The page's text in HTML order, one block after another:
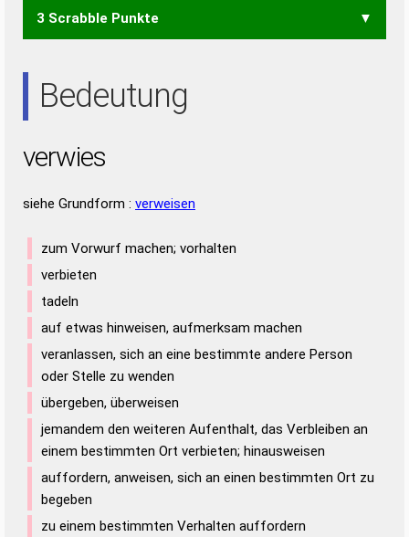
EIER EIES EIRE EISE REIS
3 Scrabble Punkte
Bedeutung
verwies
siehe Grundform : verweisen
zum Vorwurf machen; vorhalten
verbieten
tadeln
auf etwas hinweisen, aufmerksam machen
veranlassen, sich an eine bestimmte andere Person
oder Stelle zu wenden
übergeben, überweisen
jemandem den weiteren Aufenthalt, das Verbleiben an
einem bestimmten Ort verbieten; hinausweisen
auffordern, anweisen, sich an einen bestimmten Ort zu
begeben
zu einem bestimmten Verhalten auffordern